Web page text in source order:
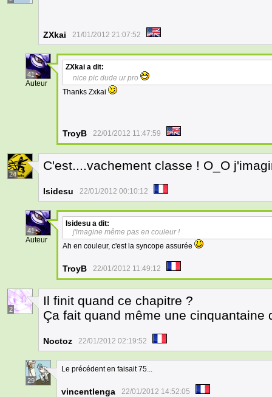
ZXkai 21/01/2012 21:07:52
41
Auteur
ZXkai a dit:
nice pic dude ur pro
Thanks Zxkai
TroyB 22/01/2012 11:47:59
24
C'est....vachement classe ! O_O
Isidesu 22/01/2012 00:10:12
41
Auteur
Isidesu a dit:
j'imagine même pas en couleur !
Ah en couleur, c'est la syncope assurée
TroyB 22/01/2012 11:49:12
2
Il finit quand ce chapitre ?
Ça fait quand même une cinquantaine
Noctoz 22/01/2012 02:19:52
29
Le précédent en faisait 75...
vincentlenga 22/01/2012 14:52:05